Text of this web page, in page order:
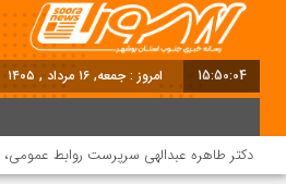
15:50:04 امروز : جمعه, ۱۶ مرداد , ۱۴۰۵
دکتر طاهره عبدالهی سرپرست روابط عمومی،